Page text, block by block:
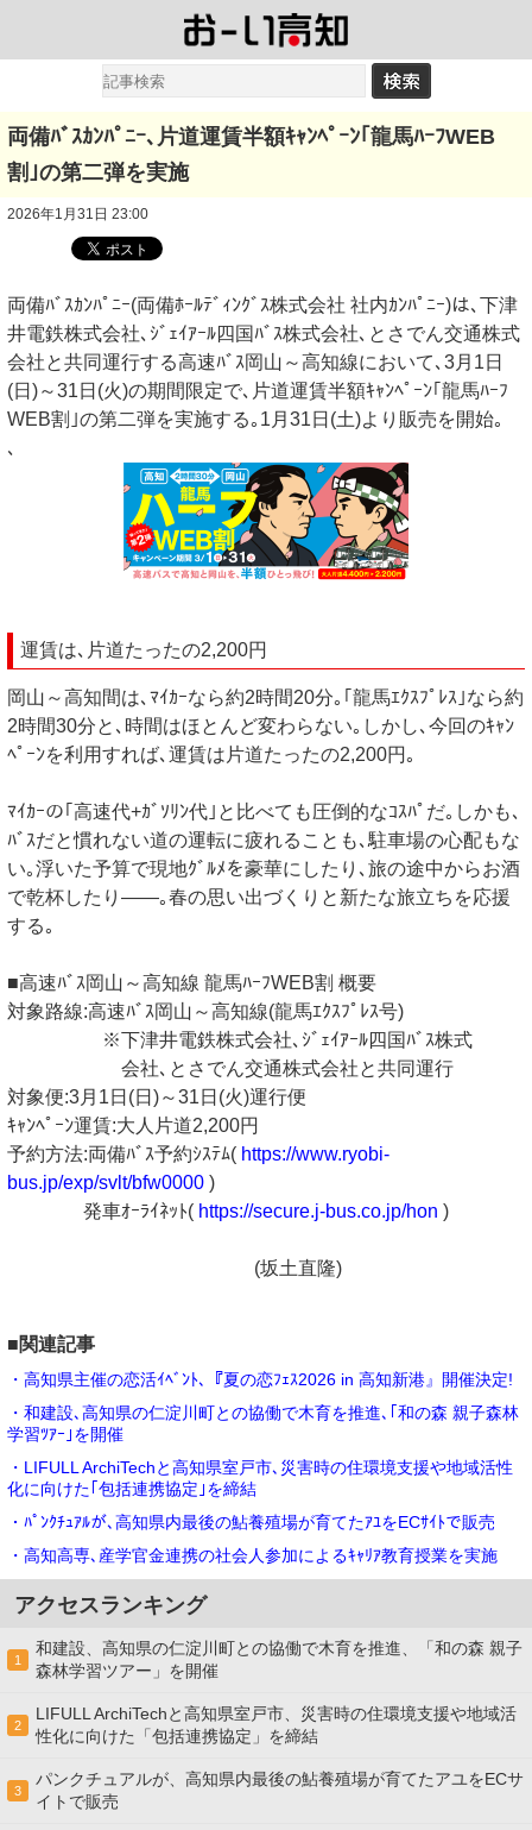
両備ﾊﾞｽｶﾝﾊﾟﾆｰ､片道運賃半額ｷｬﾝﾍﾟｰﾝ｢龍馬ﾊｰﾌWEB
割｣の第二弾を実施
2026年1月31日 23:00
両備ﾊﾞｽｶﾝﾊﾟﾆｰ(両備ﾎｰﾙﾃﾞｨﾝｸﾞｽ株式会社 社内ｶﾝﾊﾟﾆｰ)は､下津
井電鉄株式会社､ｼﾞｪｲｱｰﾙ四国ﾊﾞｽ株式会社､とさでん交通株式
会社と共同運行する高速ﾊﾞｽ岡山～高知線において､3月1日
(日)～31日(火)の期間限定で､片道運賃半額ｷｬﾝﾍﾟｰﾝ｢龍馬ﾊｰﾌ
WEB割｣の第二弾を実施する｡1月31日(土)より販売を開始｡
､
運賃は､片道たったの2,200円
岡山～高知間は､ﾏｲｶｰなら約2時間20分｡｢龍馬ｴｸｽﾌﾟﾚｽ｣なら約
2時間30分と､時間はほとんど変わらない｡しかし､今回のｷｬﾝ
ﾍﾟｰﾝを利用すれば､運賃は片道たったの2,200円｡
ﾏｲｶｰの｢高速代+ｶﾞｿﾘﾝ代｣と比べても圧倒的なｺｽﾊﾟだ｡しかも､
ﾊﾞｽだと慣れない道の運転に疲れることも､駐車場の心配もな
い｡浮いた予算で現地ｸﾞﾙﾒを豪華にしたり､旅の途中からお酒
で乾杯したり――｡春の思い出づくりと新たな旅立ちを応援
する｡
■高速ﾊﾞｽ岡山～高知線 龍馬ﾊｰﾌWEB割 概要
対象路線:高速ﾊﾞｽ岡山～高知線(龍馬ｴｸｽﾌﾟﾚｽ号)
※下津井電鉄株式会社､ｼﾞｪｲｱｰﾙ四国ﾊﾞｽ株式
会社､とさでん交通株式会社と共同運行
対象便:3月1日(日)～31日(火)運行便
ｷｬﾝﾍﾟｰﾝ運賃:大人片道2,200円
予約方法:両備ﾊﾞｽ予約ｼｽﾃﾑ( https://www.ryobi-
bus.jp/exp/svlt/bfw0000 )
発車ｵｰﾗｲﾈｯﾄ( https://secure.j-bus.co.jp/hon )
(坂土直隆)
■関連記事
・高知県主催の恋活ｲﾍﾞﾝﾄ､『夏の恋ﾌｪｽ2026 in 高知新港』開催決定!
・和建設､高知県の仁淀川町との協働で木育を推進､｢和の森 親子森林
学習ﾂｱｰ｣を開催
・LIFULL ArchiTechと高知県室戸市､災害時の住環境支援や地域活性
化に向けた｢包括連携協定｣を締結
・ﾊﾟﾝｸﾁｭｱﾙが､高知県内最後の鮎養殖場が育てたｱﾕをECｻｲﾄで販売
・高知高専､産学官金連携の社会⼈参加によるｷｬﾘｱ教育授業を実施
アクセスランキング
1
和建設、高知県の仁淀川町との協働で木育を推進、「和の森 親子
森林学習ツアー」を開催
2
LIFULL ArchiTechと高知県室戸市、災害時の住環境支援や地域活
性化に向けた「包括連携協定」を締結
3
パンクチュアルが、高知県内最後の鮎養殖場が育てたアユをECサ
イトで販売